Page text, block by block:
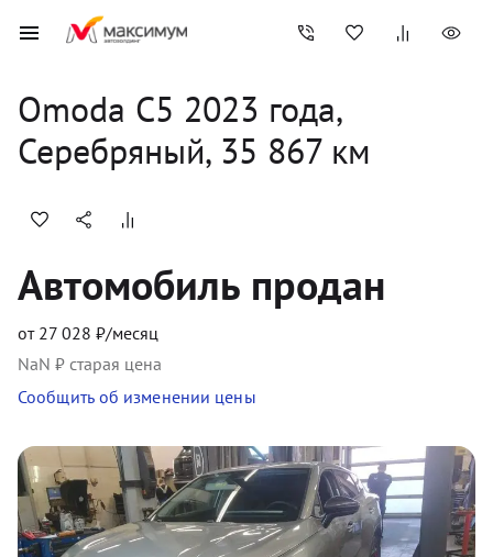
Omoda C5 2023
года,
Серебряный, 35 867 км
Автомобиль продан
от 27 028 ₽/месяц
NaN ₽ старая цена
Сообщить об изменении цены